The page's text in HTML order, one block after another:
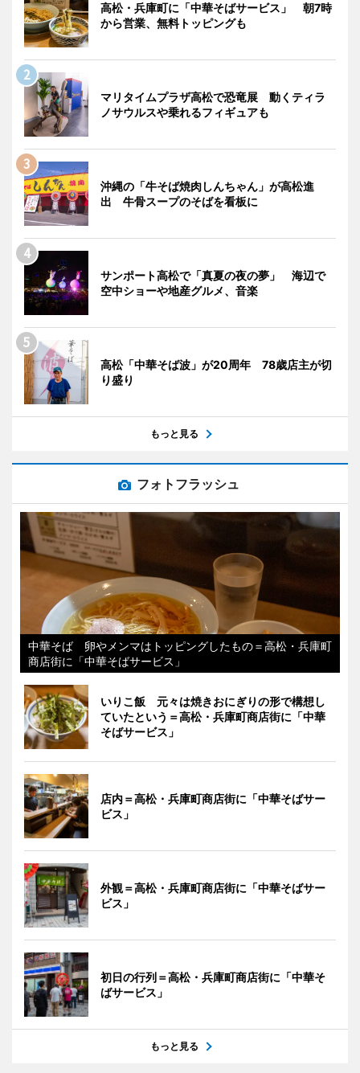
高松・兵庫町に「中華そばサービス」 朝7時
から営業、無料トッピングも
マリタイムプラザ高松で恐竜展 動くティラ
ノサウルスや乗れるフィギュアも
沖縄の「牛そば焼肉しんちゃん」が高松進
出 牛骨スープのそばを看板に
サンポート高松で「真夏の夜の夢」 海辺で
空中ショーや地産グルメ、音楽
高松「中華そば波」が20周年 78歳店主が切
り盛り
もっと見る
フォトフラッシュ
中華そば 卵やメンマはトッピングしたもの＝高松・兵庫町
商店街に「中華そばサービス」
いりこ飯 元々は焼きおにぎりの形で構想し
ていたという＝高松・兵庫町商店街に「中華
そばサービス」
店内＝高松・兵庫町商店街に「中華そばサー
ビス」
外観＝高松・兵庫町商店街に「中華そばサー
ビス」
初日の行列＝高松・兵庫町商店街に「中華そ
ばサービス」
もっと見る